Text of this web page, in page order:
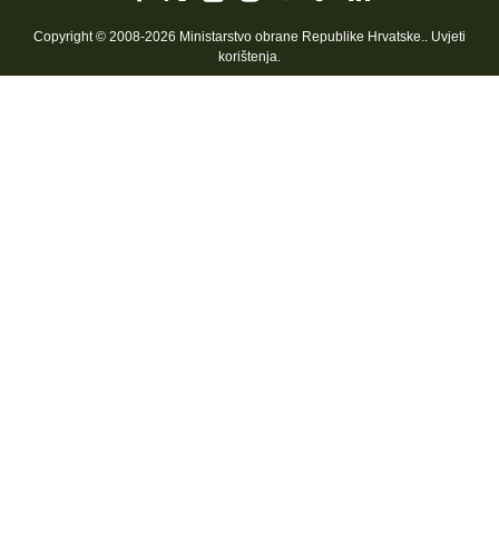
Copyright © 2008-2026 Ministarstvo obrane Republike Hrvatske.. Uvjeti
korištenja.